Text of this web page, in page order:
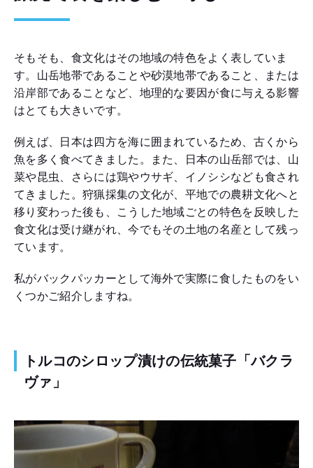
そもそも、食文化はその地域の特色をよく表していま
す。山岳地帯であることや砂漠地帯であること、または
沿岸部であることなど、地理的な要因が食に与える影響
はとても大きいです。
例えば、日本は四方を海に囲まれているため、古くから
魚を多く食べてきました。また、日本の山岳部では、山
菜や昆虫、さらには鶏やウサギ、イノシシなども食され
てきました。狩猟採集の文化が、平地での農耕文化へと
移り変わった後も、こうした地域ごとの特色を反映した
食文化は受け継がれ、今でもその土地の名産として残っ
ています。
私がバックパッカーとして海外で実際に食したものをい
くつかご紹介しますね。
トルコのシロップ漬けの伝統菓子「バクラ
ヴァ」